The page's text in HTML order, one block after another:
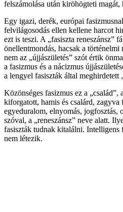
felszámolása után kiröhögteti magát,
Egy igazi, derék, európai
felvilágosodás ellen kellene harcot
ezt is teszi. A „fasiszta reneszánsz”
önellentmondás, hacsak a történelmi
nem az „újjászületés” szót értik
a fasizmus és a nácizmus
a lengyel fasiszták által meghirdetett
Közönséges fasizmus ez a „család”,
kiforgatott, hamis és csalárd, zagyva
egyeduralom, elnyomás, jogfosztás,
szóval, a „reneszánsz” neve alatt.
fasiszták tudnak kitalálni. Intelligens
nem létezik.